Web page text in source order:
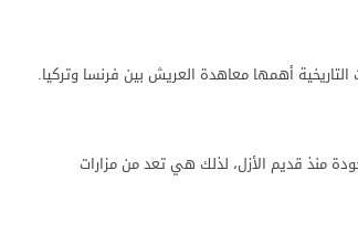
أهمها معاهدة العريش بين فرنسا وتركيا.
5 أبراج و3 برك، وبها حديقة موجودة منذ قديم الأزل، لذلك هي تعد من مزارات